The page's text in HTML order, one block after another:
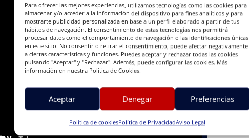
Para ofrecer las mejores experiencias, utilizamos tecnologías como las cookies para
almacenar y/o acceder a la información del dispositivo para fines analíticos y para
mostrarte publicidad personalizada en base a un perfil elaborado a partir de tus
hábitos de navegación. El consentimiento de estas tecnologías nos permitirá
procesar datos como el comportamiento de navegación o las identificaciones únicas
en este sitio. No consentir o retirar el consentimiento, puede afectar negativamente
a ciertas características y funciones. Puedes aceptar y rechazar todas las cookies
pulsando "Aceptar" y "Rechazar". Además, puede configurar las cookies. Más
información en nuestra Política de Cookies.
Aceptar Denegar Preferencias
Política de cookiesPolítica de PrivacidadAviso Legal